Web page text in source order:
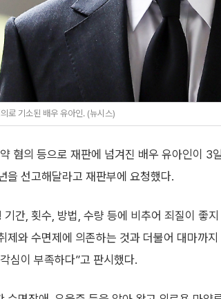
로 기소된 배우 유아인. (뉴시스)
혐의 등으로 재판에 넘겨진 배우 유아인이 3
을 선고해달라고 재판부에 요청했다.
기간, 횟수, 방법, 수량 등에 비추어 죄질이 좋
제와 수면제에 의존하는 것과 더불어 대마까지
심이 부족하다”고 판시했다.